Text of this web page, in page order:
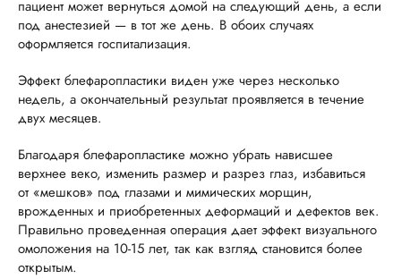
пациент может вернуться домой на следующий день, а если
под анестезией — в тот же день. В обоих случаях
оформляется госпитализация.
Эффект блефаропластики виден уже через несколько
недель, а окончательный результат проявляется в течение
двух месяцев.
Благодаря блефаропластике можно убрать нависшее
верхнее веко, изменить размер и разрез глаз, избавиться
от «мешков» под глазами и мимических морщин,
врожденных и приобретенных деформаций и дефектов век.
Правильно проведенная операция дает эффект визуального
омоложения на 10-15 лет, так как взгляд становится более
открытым.